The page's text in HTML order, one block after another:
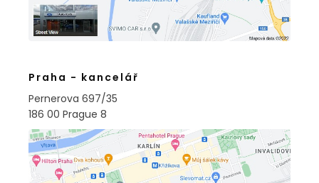
Praha - kancelář
Pernerova 697/35
186 00 Prague 8